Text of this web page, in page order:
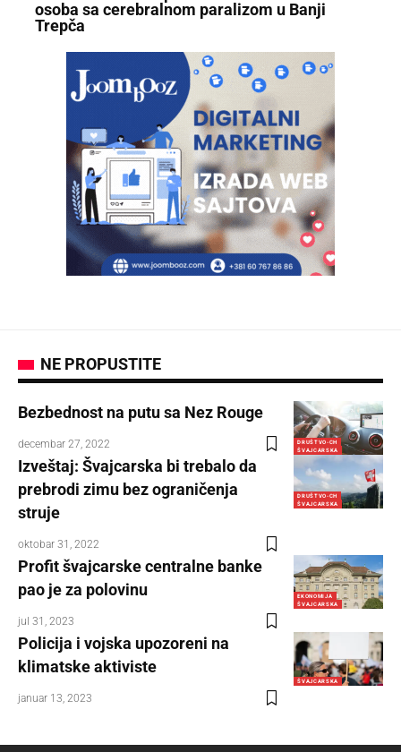
osoba sa cerebralnom paralizom u Banji
Trepča
NE PROPUSTITE
DRUŠTVO-CH
ŠVAJCARSKA
Bezbednost na putu sa Nez Rouge
decembar 27, 2022
DRUŠTVO-CH
ŠVAJCARSKA
Izveštaj: Švajcarska bi trebalo da
prebrodi zimu bez ograničenja
struje
oktobar 31, 2022
EKONOMIJA
ŠVAJCARSKA
Profit švajcarske centralne banke
pao je za polovinu
jul 31, 2023
ŠVAJCARSKA
Policija i vojska upozoreni na
klimatske aktiviste
januar 13, 2023